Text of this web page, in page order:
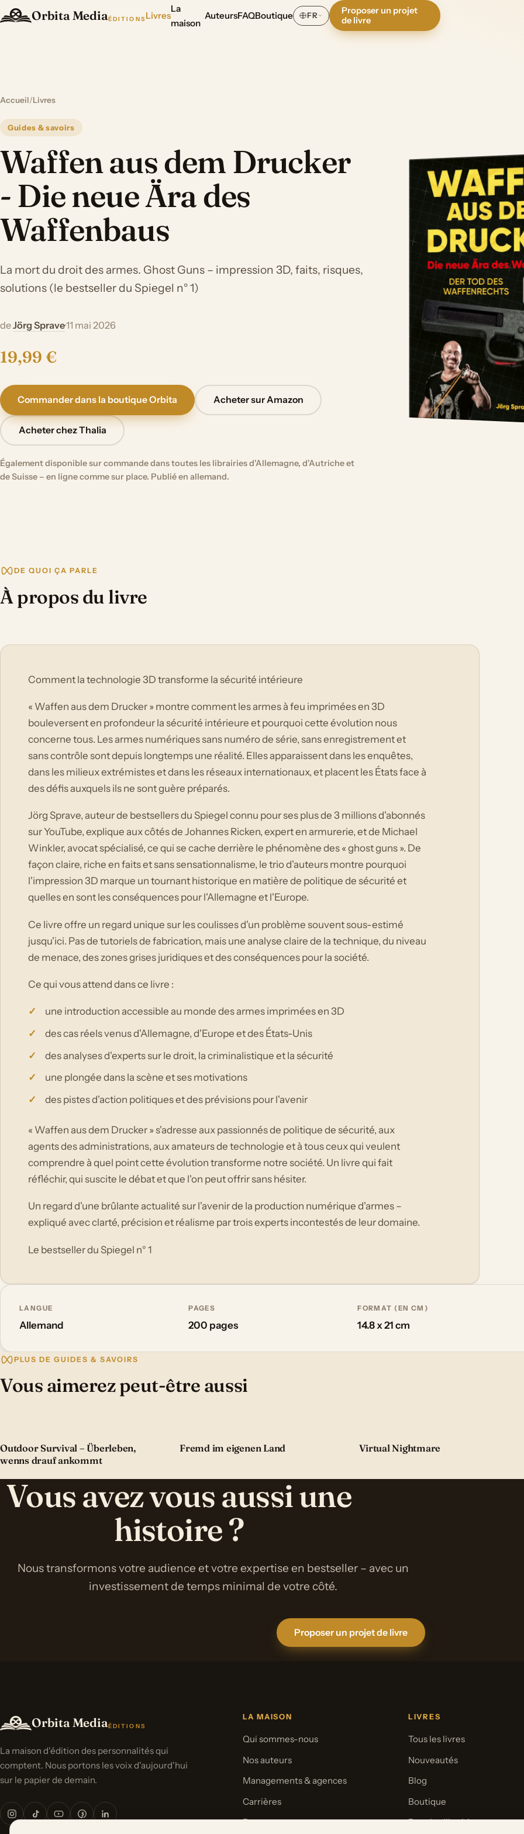
Orbita MediaÉDITIONS Livres
La
maison
AuteursFAQBoutique FR
Proposer un projet
de livre
Accueil/Livres
Guides & savoirs
Waffen aus dem Drucker
- Die neue Ära des
Waffenbaus
La mort du droit des armes. Ghost Guns – impression 3D, faits, risques,
solutions (le bestseller du Spiegel n° 1)
deJörg Sprave·11 mai 2026
19,99 €
Commander dans la boutique Orbita Acheter sur Amazon
Acheter chez Thalia
Également disponible sur commande dans toutes les librairies d'Allemagne, d'Autriche et
de Suisse – en ligne comme sur place. Publié en allemand.
DE QUOI ÇA PARLE
À propos du livre
Comment la technologie 3D transforme la sécurité intérieure
« Waffen aus dem Drucker » montre comment les armes à feu imprimées en 3D
bouleversent en profondeur la sécurité intérieure et pourquoi cette évolution nous
concerne tous. Les armes numériques sans numéro de série, sans enregistrement et
sans contrôle sont depuis longtemps une réalité. Elles apparaissent dans les enquêtes,
dans les milieux extrémistes et dans les réseaux internationaux, et placent les États face à
des défis auxquels ils ne sont guère préparés.
Jörg Sprave, auteur de bestsellers du Spiegel connu pour ses plus de 3 millions d'abonnés
sur YouTube, explique aux côtés de Johannes Ricken, expert en armurerie, et de Michael
Winkler, avocat spécialisé, ce qui se cache derrière le phénomène des « ghost guns ». De
façon claire, riche en faits et sans sensationnalisme, le trio d'auteurs montre pourquoi
l'impression 3D marque un tournant historique en matière de politique de sécurité et
quelles en sont les conséquences pour l'Allemagne et l'Europe.
Ce livre offre un regard unique sur les coulisses d'un problème souvent sous-estimé
jusqu'ici. Pas de tutoriels de fabrication, mais une analyse claire de la technique, du niveau
de menace, des zones grises juridiques et des conséquences pour la société.
Ce qui vous attend dans ce livre :
une introduction accessible au monde des armes imprimées en 3D
des cas réels venus d'Allemagne, d'Europe et des États-Unis
des analyses d'experts sur le droit, la criminalistique et la sécurité
une plongée dans la scène et ses motivations
des pistes d'action politiques et des prévisions pour l'avenir
« Waffen aus dem Drucker » s'adresse aux passionnés de politique de sécurité, aux
agents des administrations, aux amateurs de technologie et à tous ceux qui veulent
comprendre à quel point cette évolution transforme notre société. Un livre qui fait
réfléchir, qui suscite le débat et que l'on peut offrir sans hésiter.
Un regard d'une brûlante actualité sur l'avenir de la production numérique d'armes –
expliqué avec clarté, précision et réalisme par trois experts incontestés de leur domaine.
Le bestseller du Spiegel n° 1
LANGUE
Allemand
PAGES
200 pages
FORMAT (EN CM)
14.8 x 21 cm
PLUS DE GUIDES & SAVOIRS
Vous aimerez peut-être aussi
Outdoor Survival – Überleben,
wenns drauf ankommt
Fremd im eigenen Land Virtual Nightmare
Vous avez vous aussi une
histoire ?
Nous transformons votre audience et votre expertise en bestseller – avec un
investissement de temps minimal de votre côté.
Proposer un projet de livre
Orbita MediaÉDITIONS
La maison d'édition des personnalités qui
comptent. Nous portons les voix d'aujourd'hui
sur le papier de demain.
LA MAISON
Qui sommes-nous
Nos auteurs
Managements & agences
Carrières
Presse
LIVRES
Tous les livres
Nouveautés
Blog
Boutique
Pour les librairies